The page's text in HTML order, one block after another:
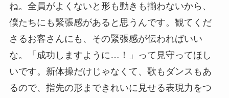
ね。全員がよくないと形も動きも揃わないから、
僕たちにも緊張感があると思うんです。観てくだ
さるお客さんにも、その緊張感が伝わればいい
な。「成功しますように…！」って見守ってほし
いです。新体操だけじゃなくて、歌もダンスもあ
るので、指先の形まできれいに見せる表現力をつ